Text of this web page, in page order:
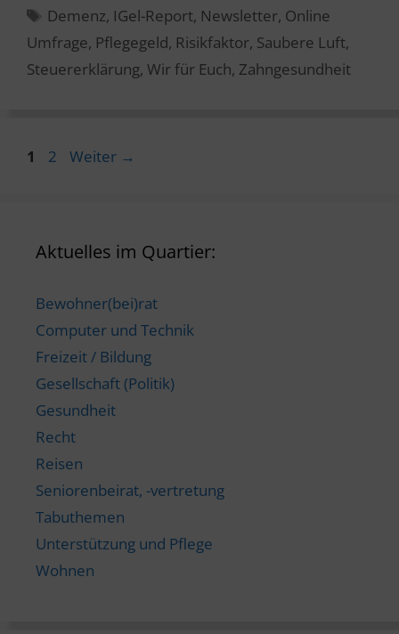
Schlagwörter
Demenz, IGel-Report, Newsletter, Online
Umfrage, Pflegegeld, Risikfaktor, Saubere Luft,
Steuererklärung, Wir für Euch, Zahngesundheit
Seite
1 Seite
2 Weiter →
Aktuelles im Quartier:
Bewohner(bei)rat
Computer und Technik
Freizeit / Bildung
Gesellschaft (Politik)
Gesundheit
Recht
Reisen
Seniorenbeirat, -vertretung
Tabuthemen
Unterstützung und Pflege
Wohnen